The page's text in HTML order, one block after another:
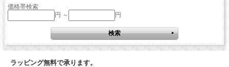
価格帯検索
円 ～
円
ラッピング無料で承ります。